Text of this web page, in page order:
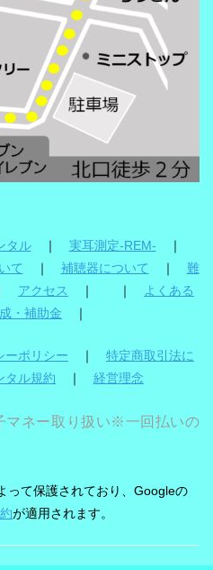
タル｜ 実耳測定-REM- ｜
て ｜ 補聴器について ｜ 難
アクセス ｜ ｜
よくある
・補助金 ｜
ーポリシー ｜ 特定商取引法に
タル規約 ｜ 経営理念
マネー取り扱い※一回払いの
って保護されており、Googleの
が適用されます。